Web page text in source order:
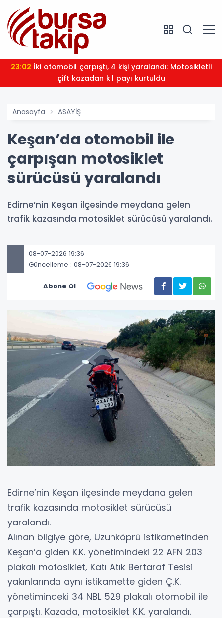
23:02
çift kazadan kıl payı kurtuldu
Anasayfa ASAYİŞ
Keşan’da otomobil ile
çarpışan motosiklet
sürücüsü yaralandı
Edirne’nin Keşan ilçesinde meydana gelen
trafik kazasında motosiklet sürücüsü yaralandı.
08-07-2026 19:36
Güncelleme : 08-07-2026 19:36
Abone Ol
Edirne’nin Keşan ilçesinde meydana gelen
trafik kazasında motosiklet sürücüsü
yaralandı.
Alınan bilgiye göre, Uzunköprü istikametinden
Keşan’a giden K.K. yönetimindeki 22 AFN 203
plakalı motosiklet, Katı Atık Bertaraf Tesisi
yakınlarında aynı istikamette giden Ç.K.
yönetimindeki 34 NBL 529 plakalı otomobil ile
çarpıştı. Kazada, motosiklet K.K. yaralandı.